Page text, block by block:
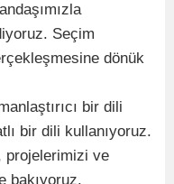
Seçim
dönük
bir dili
bir dili kullanıyoruz.
projelerimizi ve
bakıyoruz.